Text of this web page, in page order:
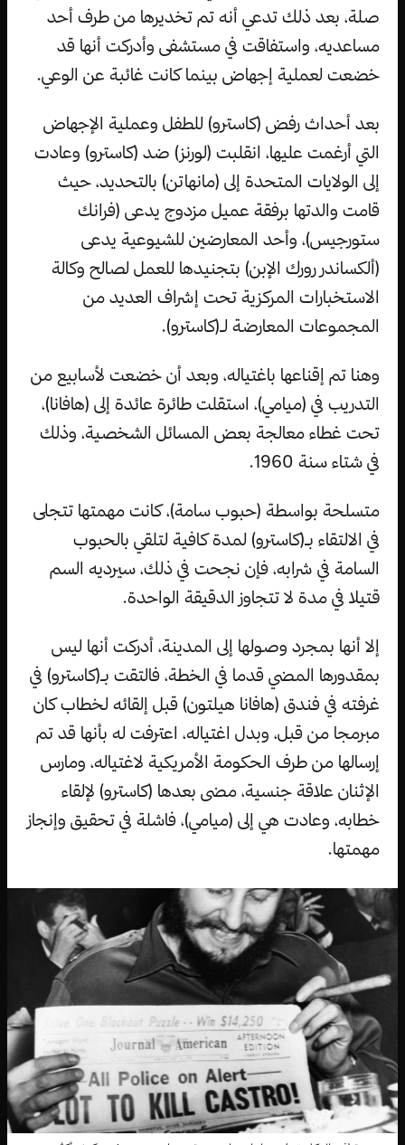
صلة، بعد ذلك تدعي أنه تم تخديرها من طرف أحد
مساعديه، واستفاقت في مستشفى وأدركت أنها قد
خضعت لعملية إجهاض بينما كانت غائبة عن الوعي.
بعد أحداث رفض (كاسترو) للطفل وعملية الإجهاض
التي أرغمت عليها، انقلبت (لورنز) ضد (كاسترو) وعادت
إلى الولايات المتحدة إلى (مانهاتن) بالتحديد، حيث
قامت والدتها برفقة عميل مزدوج يدعى (فرانك
ستورجيس)، وأحد المعارضين للشيوعية يدعى
(ألكساندر رورك الإبن) بتجنيدها للعمل لصالح وكالة
الاستخبارات المركزية تحت إشراف العديد من
المجموعات المعارضة لـ(كاسترو).
وهنا تم إقناعها باغتياله، وبعد أن خضعت لأسابيع من
التدريب في (ميامي)، استقلت طائرة عائدة إلى (هافانا)،
تحت غطاء معالجة بعض المسائل الشخصية، وذلك
في شتاء سنة 1960.
متسلحة بواسطة (حبوب سامة)، كانت مهمتها تتجلى
في الالتقاء بـ(كاسترو) لمدة كافية لتلقي بالحبوب
السامة في شرابه، فإن نجحت في ذلك، سيرديه السم
قتيلا في مدة لا تتجاوز الدقيقة الواحدة.
إلا أنها بمجرد وصولها إلى المدينة، أدركت أنها ليس
بمقدورها المضي قدما في الخطة، فالتقت بـ(كاسترو) في
غرفته في فندق (هافانا هيلتون) قبل إلقائه لخطاب كان
مبرمجا من قبل، وبدل اغتياله، اعترفت له بأنها قد تم
إرسالها من طرف الحكومة الأمريكية لاغتياله، ومارس
الإثنان علاقة جنسية، مضى بعدها (كاسترو) لإلقاء
خطابه، وعادت هي إلى (ميامي)، فاشلة في تحقيق وإنجاز
مهمتها.